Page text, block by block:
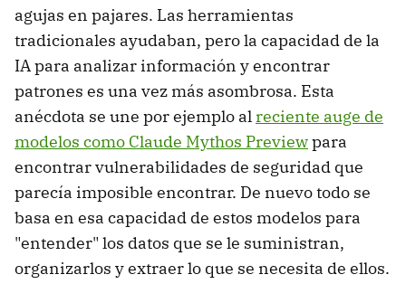
agujas en pajares. Las herramientas
tradicionales ayudaban, pero la capacidad de la
IA para analizar información y encontrar
patrones es una vez más asombrosa. Esta
anécdota se une por ejemplo alreciente auge de
modelos como Claude Mythos Previewpara
encontrar vulnerabilidades de seguridad que
parecía imposible encontrar. De nuevo todo se
basa en esa capacidad de estos modelos para
"entender" los datos que se le suministran,
organizarlos y extraer lo que se necesita de ellos.